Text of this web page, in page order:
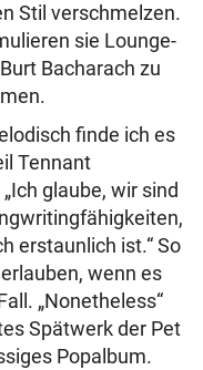
Stil verschmelzen.
sie Lounge-
Bacharach zu
finde ich es
Tennant
glaube, wir sind
erstaunlich ist.“ So
wenn es
„Nonetheless“
Spätwerk der Pet
Popalbum.